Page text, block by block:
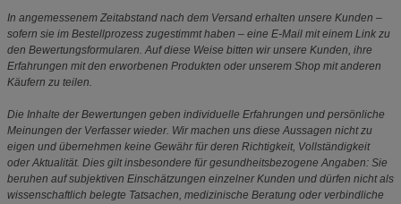
In angemessenem Zeitabstand nach dem Versand erhalten unsere Kunden –
sofern sie im Bestellprozess zugestimmt haben – eine E-Mail mit einem Link zu
den Bewertungsformularen. Auf diese Weise bitten wir unsere Kunden, ihre
Erfahrungen mit den erworbenen Produkten oder unserem Shop mit anderen
Käufern zu teilen.
Die Inhalte der Bewertungen geben individuelle Erfahrungen und persönliche
Meinungen der Verfasser wieder. Wir machen uns diese Aussagen nicht zu
eigen und übernehmen keine Gewähr für deren Richtigkeit, Vollständigkeit
oder Aktualität. Dies gilt insbesondere für gesundheitsbezogene Angaben: Sie
beruhen auf subjektiven Einschätzungen einzelner Kunden und dürfen nicht als
wissenschaftlich belegte Tatsachen, medizinische Beratung oder verbindliche